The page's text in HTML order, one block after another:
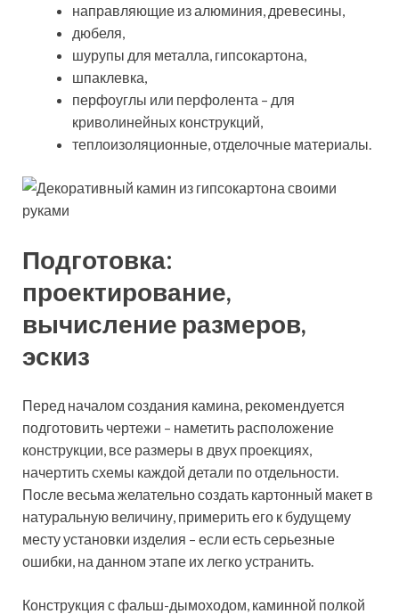
направляющие из алюминия, древесины,
дюбеля,
шурупы для металла, гипсокартона,
шпаклевка,
перфоуглы или перфолента – для
криволинейных конструкций,
теплоизоляционные, отделочные материалы.
Подготовка:
проектирование,
вычисление размеров,
эскиз
Перед началом создания камина, рекомендуется
подготовить чертежи – наметить расположение
конструкции, все размеры в двух проекциях,
начертить схемы каждой детали по отдельности.
После весьма желательно создать картонный макет в
натуральную величину, примерить его к будущему
месту установки изделия – если есть серьезные
ошибки, на данном этапе их легко устранить.
Конструкция с фальш-дымоходом, каминной полкой